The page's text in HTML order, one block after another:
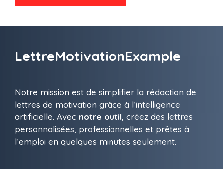
LettreMotivationExample
Notre mission est de simplifier la rédaction de
lettres de motivation grâce à l’intelligence
artificielle. Avec notre outil, créez des lettres
personnalisées, professionnelles et prêtes à
l’emploi en quelques minutes seulement.